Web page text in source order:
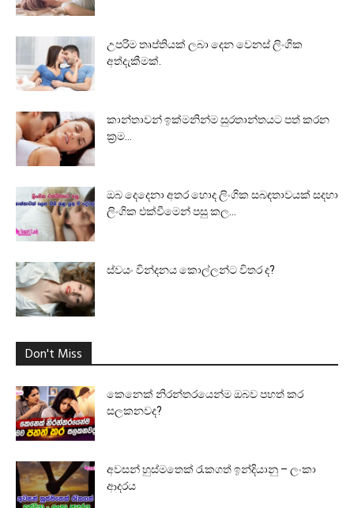
උපරිම තෘප්තියක් ලබා දෙන වෙනස් ලිංගික
අත්දැකීමක්.
කාන්තාවන් ඉක්මනින්ම සුරතාන්තයට පත් කරන
ක්‍රම…
ඔබ දෙදෙනා අතර හොද ලිංගික සබඳතාවයක් සදහා
ලිංගික එක්වීමෙන් පසු කල...
ස්වයං වින්දනය කොල්ලන්ට විතර ද?
Don't Miss
කෙනෙක් නිරන්තරයෙන්ම ඔබව පහත් කර
සලකනවද?
අවසන් හුස්මතෙක් රැකගත් ඉන්දියානු – ලංකා
ආදරය